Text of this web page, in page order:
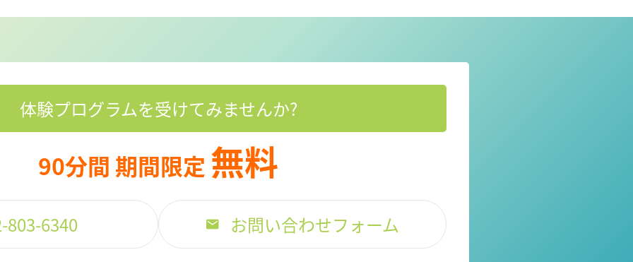
体験プログラムを受けてみませんか?
90分間 期間限定 無料
803-6340 お問い合わせフォーム